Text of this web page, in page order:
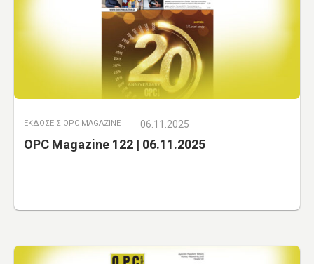
ΕΚΔΟΣΕΙΣ OPC MAGAZINE 06.11.2025
OPC Magazine 122 | 06.11.2025